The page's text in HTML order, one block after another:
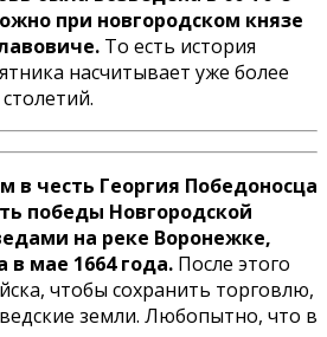
при новгородском князе
То есть история
насчитывает уже более
в честь Георгия Победоносца
победы Новгородской
на реке Воронежке,
мае 1664 года. После этого
чтобы сохранить торговлю,
земли. Любопытно, что в